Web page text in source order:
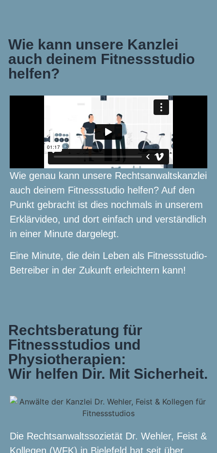
Wie kann unsere Kanzlei
auch deinem Fitnessstudio
helfen?
Wie genau kann unsere Rechtsanwaltskanzlei
auch deinem Fitnessstudio helfen? Auf den
Punkt gebracht ist dies nochmals in unserem
Erklärvideo, und dort einfach und verständlich
in einer Minute dargelegt.
Eine Minute, die dein Leben als Fitnessstudio-
Betreiber in der Zukunft erleichtern kann!
Rechtsberatung für
Fitnessstudios und
Physiotherapien:
Wir helfen Dir. Mit Sicherheit.
Die Rechtsanwaltssozietät Dr. Wehler, Feist &
Kollegen (WFK) in Bielefeld hat seit über